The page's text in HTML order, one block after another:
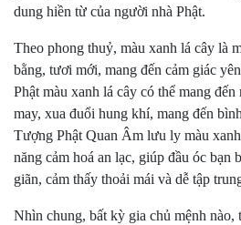
dung hiền từ của người nhà Phật.
Theo phong thuỷ, màu xanh lá cây là
bằng, tươi mới, mang đến cảm giác
Phật màu xanh lá cây có thể mang
may, xua đuổi hung khí, mang đến
Tượng Phật Quan Âm lưu ly màu
năng cảm hoá an lạc, giúp đầu óc bạn
giãn, cảm thấy thoải mái và dễ tập
Nhìn chung, bất kỳ gia chủ mệnh nào,